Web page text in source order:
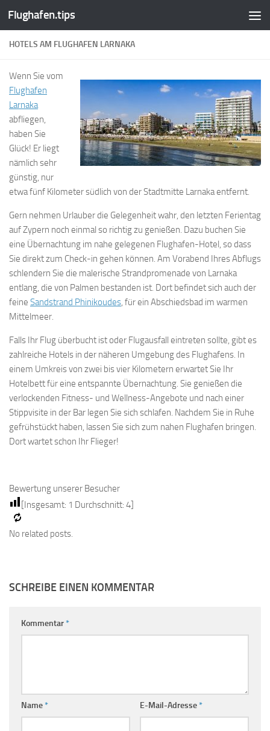
Zum Inhalt springen
Flughafen.tips
HOTELS AM FLUGHAFEN LARNAKA
Wenn Sie vom
Flughafen
Larnaka
abfliegen,
haben Sie
Glück! Er liegt
nämlich sehr
günstig, nur
etwa fünf Kilometer südlich von der Stadtmitte Larnaka entfernt.
Gern nehmen Urlauber die Gelegenheit wahr, den letzten Ferientag
auf Zypern noch einmal so richtig zu genießen. Dazu buchen Sie
eine Übernachtung im nahe gelegenen Flughafen-Hotel, so dass
Sie direkt zum Check-in gehen können. Am Vorabend Ihres Abflugs
schlendern Sie die malerische Strandpromenade von Larnaka
entlang, die von Palmen bestanden ist. Dort befindet sich auch der
feine Sandstrand Phinikoudes, für ein Abschiedsbad im warmen
Mittelmeer.
Falls Ihr Flug überbucht ist oder Flugausfall eintreten sollte, gibt es
zahlreiche Hotels in der näheren Umgebung des Flughafens. In
einem Umkreis von zwei bis vier Kilometern erwartet Sie Ihr
Hotelbett für eine entspannte Übernachtung. Sie genießen die
verlockenden Fitness- und Wellness-Angebote und nach einer
Stippvisite in der Bar legen Sie sich schlafen. Nachdem Sie in Ruhe
gefrühstückt haben, lassen Sie sich zum nahen Flughafen bringen.
Dort wartet schon Ihr Flieger!
Bewertung unserer Besucher
[Insgesamt: 1 Durchschnitt: 4]
No related posts.
SCHREIBE EINEN KOMMENTAR
Kommentar*
Name* E-Mail-Adresse*